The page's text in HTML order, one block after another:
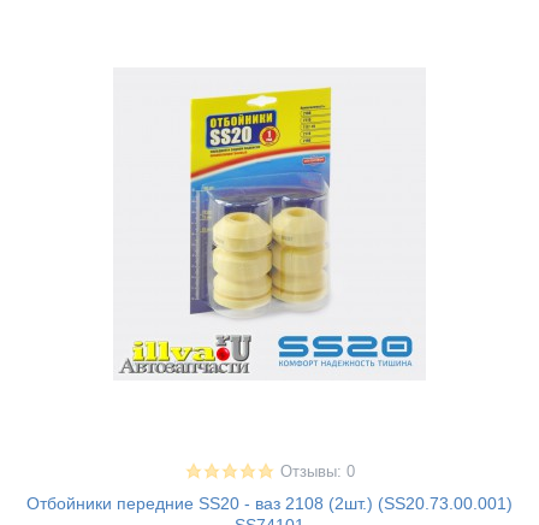
Отзывы: 0
Отбойники передние SS20 - ваз 2108 (2шт.) (SS20.73.00.001)